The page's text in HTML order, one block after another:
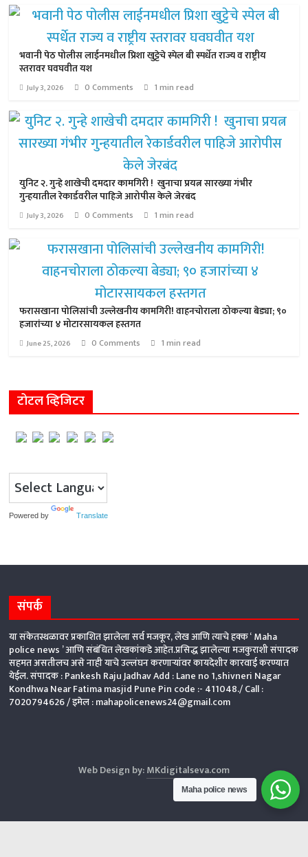
भवानी पेठ पोलीस लाईनमधील प्रिशा खुट्टेचे स्पेल बी स्पर्धेत राज्य व राष्ट्रीय
स्तरावर घवघवीत यश
July 3, 2026 0 Comments 1 min read
युनिट २. गुन्हे शाखेची दमदार कामगिरी ! खुनाचा प्रयत्न सारख्या गंभीर
गुन्हयातील रेकार्डवरील पाहिजे आरोपीस केले जेरबंद
July 3, 2026 0 Comments 1 min read
फरासखाना पोलिसांची उल्लेखनीय कामगिरी! वाहनचोराला ठोकल्या बेड्या; ९०
हजारांच्या ४ मोटारसायकल हस्तगत
June 25, 2026 0 Comments 1 min read
टोटल व्हिजिटर
Powered by Translate
संपर्क
या संकेतस्थळावर प्रकाशित झालेला सर्व मजकूर, लेख आणि त्याचे हक्क ‘ Maha
police news ’ आणि संबंधित लेखकांकडे आहेत.प्रसिद्ध झालेल्या मजकुराशी संपादक
सहमत असतीलच असे नाही याचे उल्लंघन करणाऱ्यांवर कायदेशीर कारवाई करण्यात
येईल. संपादक : Pankesh Raju Jadhav Add : Lane no 1,shivneri Nagar
Kondhwa Near Fatima masjid Pune Pin code :- 411048./ Call :
7020794626 /इमेल : mahapolicenews24@gmail.com
Web Design by:MKdigitalseva.com
Maha police news